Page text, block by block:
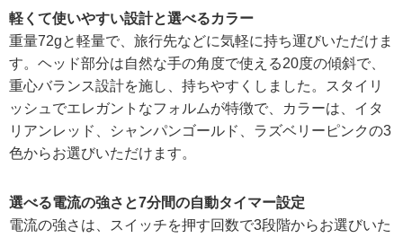
軽くて使いやすい設計と選べるカラー
重量72gと軽量で、旅行先などに気軽に持ち運びいただけま
す。ヘッド部分は自然な手の角度で使える20度の傾斜で、
重心バランス設計を施し、持ちやすくしました。スタイリ
ッシュでエレガントなフォルムが特徴で、カラーは、イタ
リアンレッド、シャンパンゴールド、ラズベリーピンクの3
色からお選びいただけます。
選べる電流の強さと7分間の自動タイマー設定
電流の強さは、スイッチを押す回数で3段階からお選びいた